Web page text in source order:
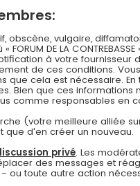
vulgaire,
DE LA
à votre fournisseur
de ces conditions. Vous
que cela est nécessaire.
Bien que ces informations
comme responsables
(votre meilleure alliée
que d'en créer un nouveau.
privé. Les
des messages et
ou toute autre action